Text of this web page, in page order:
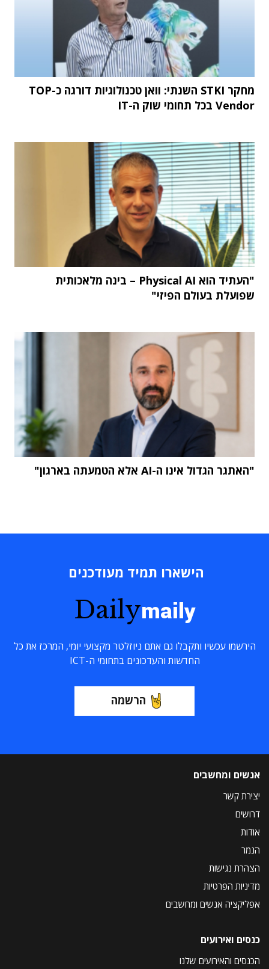
מחקר STKI השנתי: וואן טכנולוגיות דורגה כ-TOP
Vendor בכל תחומי שוק ה-IT
"העתיד הוא Physical AI – בינה מלאכותית
שפועלת בעולם הפיזי"
"האתגר הגדול אינו ה-AI אלא הטמעתה בארגון"
הישארו תמיד מעודכנים
Dailymaily
הירשמו עכשיו ותקבלו גם אתם ניוזלטר מקצועי יומי, המרכז את כל
החדשות והעדכונים בתחומי ה-ICT
הרשמה
אנשים ומחשבים
יצירת קשר
דרושים
אודות
הנמר
הצהרת נגישות
מדיניות הפרטיות
אפליקציה אנשים ומחשבים
כנסים ואירועים
הכנסים והאירועים שלנו